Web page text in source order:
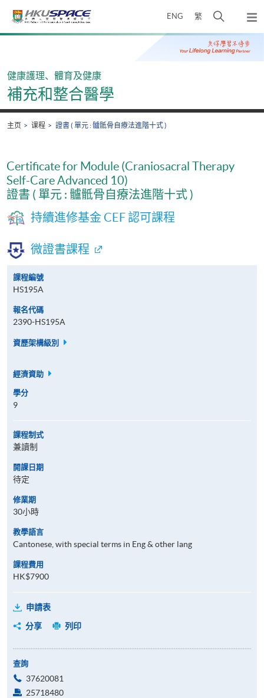
ENG 繁
开
搜
寻
弹
出
主
Main
健康護理、體育及健康
補充和整合醫學
主页 课程 證書 ( 單元 : 髗骶骨自療法進階十式 )
Certificate for Module (Craniosacral Therapy
Self-Care Advanced 10)
證書 ( 單元 : 髗骶骨自療法進階十式 )
持續進修基金 CEF 認可課程
微證書課程
課程編號
HS195A
報名代碼
2390-HS195A
資歷架構級別
經濟資助
學分
9
課程制式
兼讀制
開課日期
待定
修業期
30小時
教學語言
Cantonese, with special terms in Eng & other lang
課程費用
HK$7900
申請表
分享
列印
查詢
37620081
25718480